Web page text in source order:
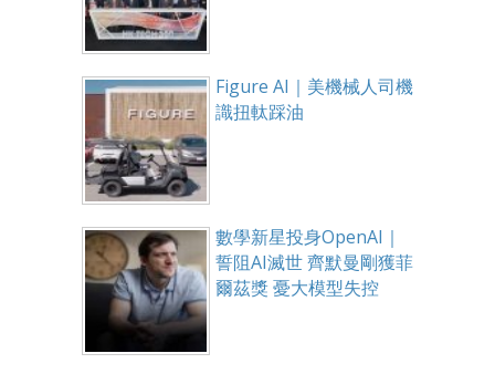
Figure AI｜美機械人司機
識扭軚踩油
數學新星投身OpenAI｜
誓阻AI滅世 齊默曼剛獲菲
爾茲獎 憂大模型失控